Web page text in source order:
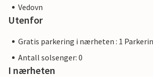
Vedovn
Utenfor
Gratis parkering i nærheten : 1
Antall solsenger: 0
I nærheten